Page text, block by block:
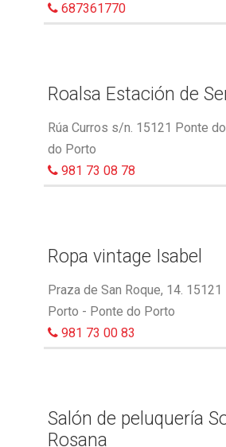
687361770
Roalsa Estación de
Rúa Curros s/n. 15121 Ponte
do Porto
981 73 08 78
Ropa vintage Isabel
Praza de San Roque, 14.
Porto - Ponte do Porto
981 73 00 83
Salón de peluquería
Rosana